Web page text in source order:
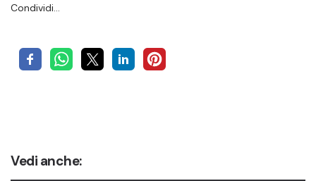
Condividi…
Vedi anche: